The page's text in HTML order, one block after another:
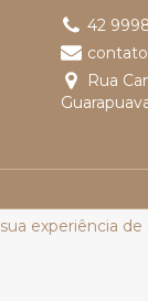
experiência de
42
Rua